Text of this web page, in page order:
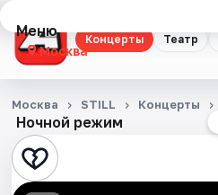
Концерты Театр
Меню
Москва
Концерты
Театр
Стендап
Ночной режим
Москва STILL Концерты